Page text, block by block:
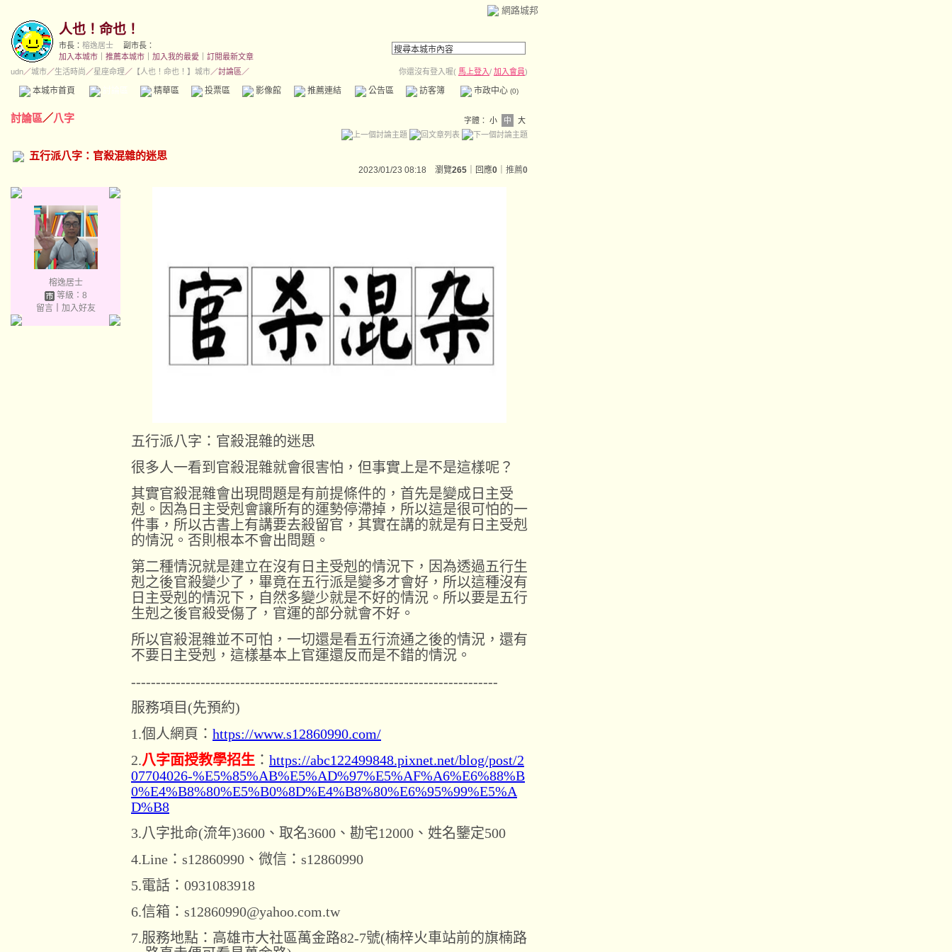
網路城邦
人也！命也！
市長： 榕逸居士
副市長：
加入本城市
推薦本城市 加入我的最愛
訂閱最新文章
udn／城市／生活時尚 ／星座命理 ／ 【人也！命也！】城市／討論區／ 你還沒有登入喔( 馬上登入/ 加入會員)
本城市首頁 精華區 投票區 影像館 推薦連結 公告區 訪客簿 市政中心 (0)
討論區／八字 字體： 小 中 大
五行派八字：官殺混雜的迷思
2023/01/23 08:18 瀏覽265 ｜回應0 推薦0
榕逸居士
等級：8
留言｜ 加入好友
五行派八字：官殺混雜的迷思
很多人一看到官殺混雜就會很害怕，但事實上是不是這樣呢？
其實官殺混雜會出現問題是有前提條件的，首先是變成日主受
剋。因為日主受剋會讓所有的運勢停滯掉，所以這是很可怕的一
件事，所以古書上有講要去殺留官，其實在講的就是有日主受剋
的情況。否則根本不會出問題。
第二種情況就是建立在沒有日主受剋的情況下，因為透過五行生
剋之後官殺變少了，畢竟在五行派是變多才會好，所以這種沒有
日主受剋的情況下，自然多變少就是不好的情況。所以要是五行
生剋之後官殺受傷了，官運的部分就會不好。
所以官殺混雜並不可怕，一切還是看五行流通之後的情況，還有
不要日主受剋，這樣基本上官運還反而是不錯的情況。
--------------------------------------------------------------------------
服務項目(先預約)
1.個人網頁： https://www.s12860990.com/
2.八字面授教學招生 ： https://abc122499848.pixnet.net/blog/post/2
07704026-%E5%85%AB%E5%AD%97%E5%AF%A6%E6%88%B
0%E4%B8%80%E5%B0%8D%E4%B8%80%E6%95%99%E5%A
D%B8
3.八字批命(流年)3600、取名3600、勘宅12000、姓名鑒定500
4.Line：s12860990、微信：s12860990
5.電話：0931083918
6.信箱：s12860990@yahoo.com.tw
7.服務地點：高雄市大社區萬金路82-7號(楠梓火車站前的旗楠路